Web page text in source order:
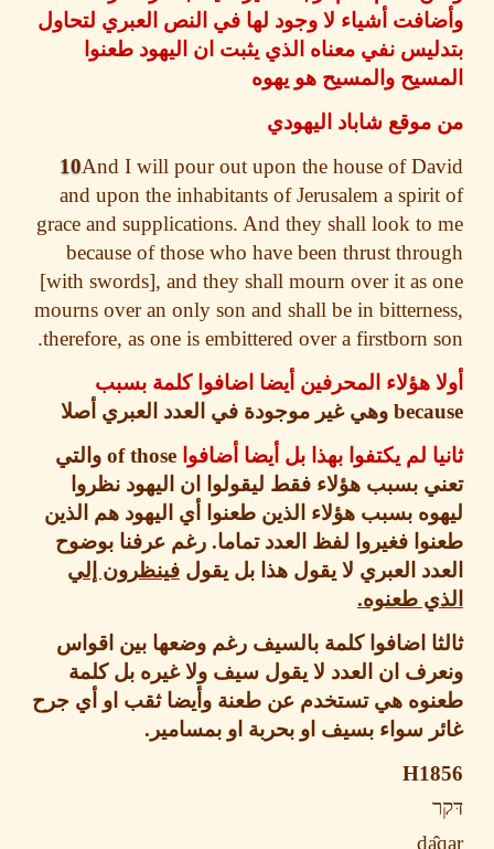
أشياء لا وجود لها في النص العبري لتحاول
نفي معناه الذي يثبت ان اليهود طعنوا
والمسيح هو يهوه
شاباد اليهودي
10And I will pour out upon the house of
and upon the inhabitants of Jerusalem a
grace and supplications.And they shall look
becauseofthosewho have been thrust
[with swords], and they shall mourn over it
mourns over an only son and shall be in
therefore, as one is embittered over a firstborn
هؤلاء المحرفين أيضا اضافوا كلمة بسبب
وهي غير موجودة في العدد العبري أصلا
لم يكتفوا بهذا بل أيضا أضافوا of those والتي
بسبب هؤلاء فقط ليقولوا ان اليهود نظروا
بسبب هؤلاء الذين طعنوا أي اليهود هم الذين
فغيروا لفظ العدد تماما. رغم عرفنا بوضوح
العبري لا يقول هذا بل يقولفينظرون إلي
طعنوه .
اضافوا كلمة بالسيف رغم وضعها بين اقواس
ان العدد لا يقول سيف ولا غيره بل كلمة
هي تستخدم عن طعنة وأيضا ثقب او أي جرح
سواء بسيف او بحربة او بمسامير.